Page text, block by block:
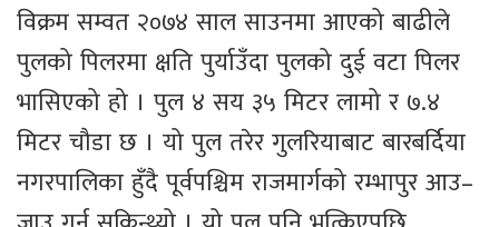
विक्रम सम्वत २०७४ साल साउनमा आएको बाढीले
पुलको पिलरमा क्षति पुर्याउँदा पुलको दुई वटा पिलर
भासिएको हो । पुल ४ सय ३५ मिटर लामो र ७.४
मिटर चौडा छ । यो पुल तरेर गुलरियाबाट बारबर्दिया
नगरपालिका हुँदै पूर्वपश्चिम राजमार्गको रम्भापुर आउ–